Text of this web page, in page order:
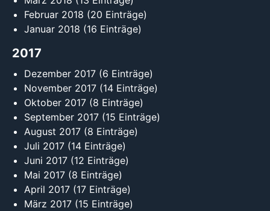
Februar 2018 (20 Einträge)
Januar 2018 (16 Einträge)
2017
Dezember 2017 (6 Einträge)
November 2017 (14 Einträge)
Oktober 2017 (8 Einträge)
September 2017 (15 Einträge)
August 2017 (8 Einträge)
Juli 2017 (14 Einträge)
Juni 2017 (12 Einträge)
Mai 2017 (8 Einträge)
April 2017 (17 Einträge)
März 2017 (15 Einträge)